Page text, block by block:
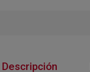
Descripción